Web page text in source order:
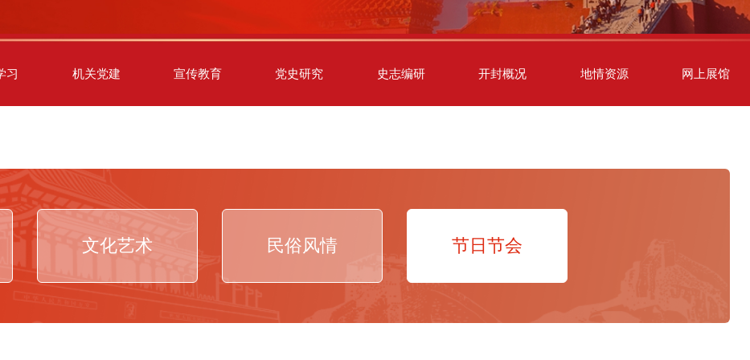
习 机关党建 宣传教育 党史研究 史志编研 开封概况 地情资源 网上展馆
文化艺术 民俗风情 节日节会